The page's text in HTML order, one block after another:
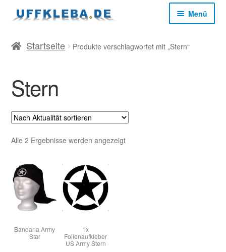
Zur
Navigation
Zum
Inhalt
Menü
Start
Kasse
Mein Konto
Versandkosten
Startseite Produkte verschlagwortet mit „Stern“
Stern
Alle 2 Ergebnisse werden angezeigtNach
Bandana Army
Star
1x
Folienaufkleber
US Army Stern